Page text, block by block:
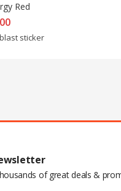
Red
sticker
of great deals &